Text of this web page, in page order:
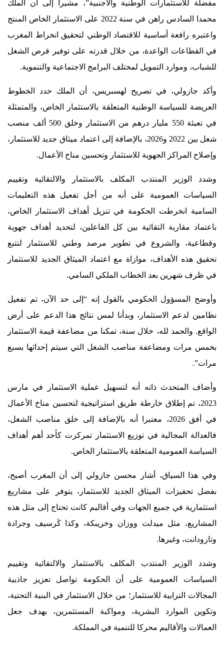
مفضلة للاستثمارات الوطنية والأجنبية”، مشيرا إلى أن الملك
محمدا السادس راهن في سنة 2022 على الاستثمار الخاص المنتج
واعتبره رافعة أساسية للاقتصاد الوطني لتحقيق انخراط المغرب
في القطاعات الواعدة، من خلال قدرته على توفير فرص الشغل
للشباب، وموارد التمويل لمختلف البرامج الاجتماعية والتنموية.
وأكد جازولي، في تصريح لهسبريس، أن الملك حدد الخطوط
العريضة للسياسة الوطنية المتعلقة بالاستثمار الخاص، والمتمثلة
في تعبئة 550 مليار درهم من الاستثمار وخلق 500 ألف منصب
شغل بين 2022 و2026، بالإضافة إلى اعتماد ميثاق جديد للاستثمار،
وإصلاح المراكز الجهوية للاستثمار وتحسين مناخ الأعمال.
وشدد الوزير المنتدب المكلف بالاستثمار والالتقائية وتقييم
السياسات العمومية على أنه من أجل تفعيل هذه التعليمات
السامية انخرطت الحكومة في تنزيل أهداف الاستثمار الخاص،
باعتماد مقاربة التقائية بين كل الفاعلين، لتحديد أهداف جهوية
وقطاعية، والشروع في تطوير مرصد وطني للاستثمار لتتبع
تحقيق هذه الأهداف، موازاة مع اعتماد الميثاق الجديد للاستثمار
في ظرف شهرين بعد الخطاب الملكي السامي.
وأوضح المسؤول الحكومي بالقول إنه “إلى حد الآن، تم تفعيل
نظامين لدعم الاستثمار، وبدأنا لمس نتائج هذا الدعم على أرض
الواقع. والحمد لله، خلال سنة، تمكنا من مضاعفة قيمة الاستثمار
بخمس مرات ومضاعفة مناصب الشغل التي سيتم إحداثها بسبع
مرات”.
وأضاف المتحدث ذاته أنه لتسهيل عملية الاستثمار في مارس
2023، تم إطلاق خارطة طريق استراتيجية لتحسين مناخ الأعمال
في أفق 2026، معتبرا أنه بالإضافة إلى خلق مناصب الشغل،
فالعدالة المجالية في توزيع الاستثمار تمركزت كأحد أهم أهداف
السياسة العمومية المتعلقة بالاستثمار الخاص.
وفي هذا السياق، أشار محسن جازولي إلى أن المغرب أصبح،
بفضل تحفيزات الميثاق الجديد للاستثمار، يتوفر على مشاريع
استثمارية في جميع الجهات وفي أقاليم كانت تحتاج إلى مثل هذه
المشاريع، مثل ميدلت ووزان وخريبكة، وكذا ڭرسيف وجرادة
وتارودانت، وغيرها.
وشدد الوزير المنتدب المكلف بالاستثمار والالتقائية وتقييم
السياسات العمومية على أن الحكومة تواصل تعزيز جاذبية
المجالات الترابية للاستثمار؛ من خلال الاستثمار في البنية التحتية،
وتكوين الموارد البشرية، ومواكبة المستثمرين، بهدف جعل
العمالات والأقاليم محركا للتنمية في المملكة.